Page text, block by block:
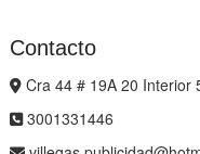
Contacto
Cra 44 # 19A 20 Interior
3001331446